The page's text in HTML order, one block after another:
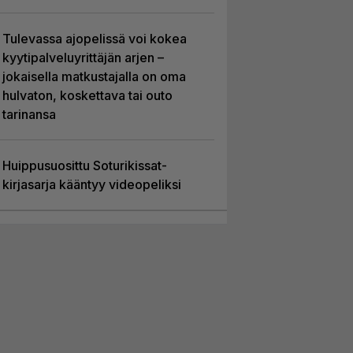
Tulevassa ajopelissä voi kokea
kyytipalveluyrittäjän arjen –
jokaisella matkustajalla on oma
hulvaton, koskettava tai outo
tarinansa
Huippusuosittu Soturikissat-
kirjasarja kääntyy videopeliksi